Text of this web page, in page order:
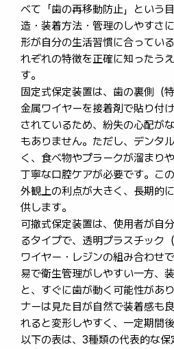
べて「歯の再移動防止」という
造・装着方法・管理のしやすさ
形が自分の生活習慣に合ってい
れぞれの特徴を正確に知ったう
す。
固定式保定装置は、歯の裏側（
金属ワイヤーを接着剤で貼り付
されているため、紛失の心配が
もありません。ただし、デンタ
く、食べ物やプラークが溜まり
丁寧な口腔ケアが必要です。こ
外観上の利点が大きく、長期的
供します。
可撤式保定装置は、使用者が自
るタイプで、透明プラスチック
ワイヤー・レジンの組み合わせ
易で衛生管理がしやすい一方、
と、すぐに歯が動く可能性があ
ナーは見た目が自然で装着感も
れると変形しやすく、一定期間
以下の表は、3種類の代表的な